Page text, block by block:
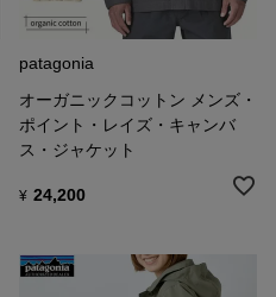
patagonia
オーガニックコットン メンズ・
ポイント・レイズ・キャンバ
ス・ジャケット
¥ 24,200